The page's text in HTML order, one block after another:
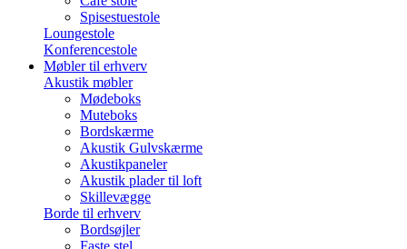
Spisestuestole
Loungestole
Konferencestole
Møbler til erhverv
Akustik møbler
Mødeboks
Muteboks
Bordskærme
Akustik Gulvskærme
Akustikpaneler
Akustik plader til loft
Skillevægge
Borde til erhverv
Bordsøjler
Faste stel